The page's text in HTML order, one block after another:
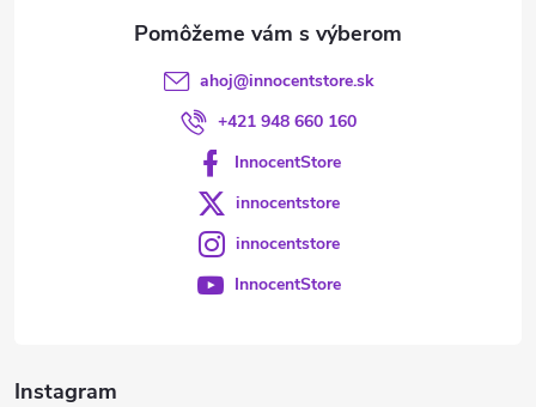
Instagram
ahoj@innocentstore.sk
+421 948 660 160
InnocentStore
innocentstore
innocentstore
InnocentStore